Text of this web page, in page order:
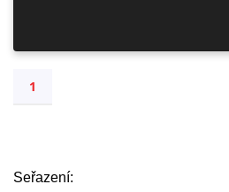
1
Seřazení: